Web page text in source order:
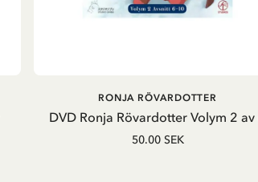
LÄGG I VARUKORG
DVD Ronja Rövardotter Volym 2 av
RONJA RÖVARDOTTER
50.00 SEK